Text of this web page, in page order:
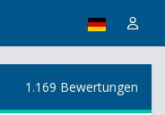
1.169 Bewertungen